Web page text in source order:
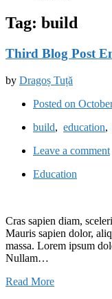
Tag: build
Third Blog Post
by Dragoș Tuță
Posted on
build, education,
Leave a comment
Education
Cras sapien diam,
Mauris sapien dolor,
massa. Lorem ipsum
Nullam…
Read More